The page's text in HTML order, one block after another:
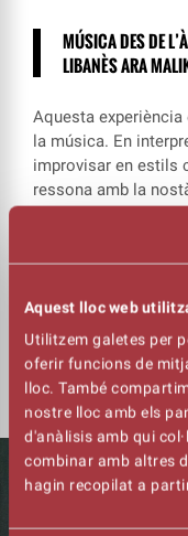
Aquest lloc web
Utilitzem galetes per
oferir funcions de
lloc. També
nostre lloc amb els
d'anàlisis amb qui
combinar amb altres
hagin recopilat a
MÚSICA DES DE
LIBANÈS ARA
Aquesta
la música. En
improvisar en estils
ressona amb la
d’explorar
casa seva és al seu
El virtuós violinista
concerts, el sisè i el